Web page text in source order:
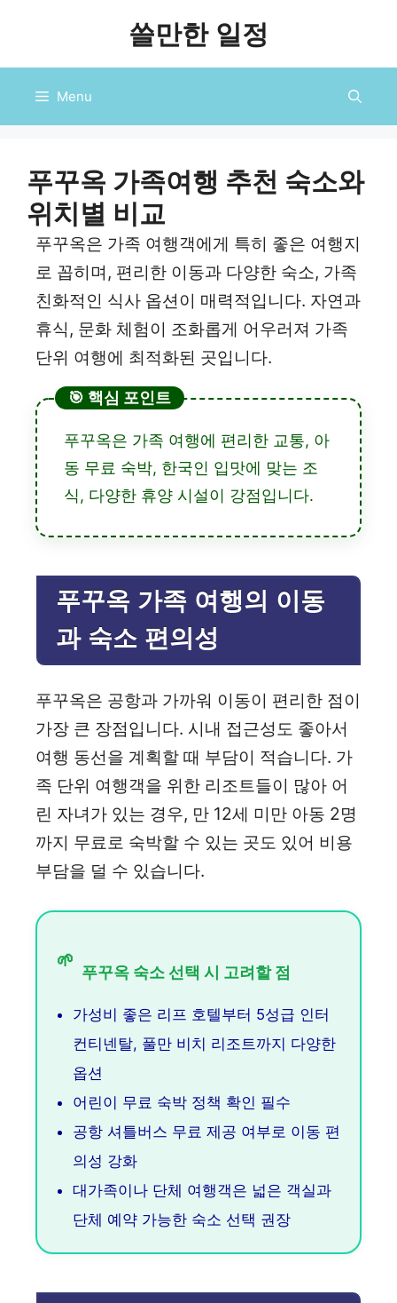
너
쓸만한 일정
Menu
푸꾸옥 가족여행 추천 숙소와
위치별 비교
푸꾸옥은 가족 여행객에게 특히 좋은 여행지
로 꼽히며, 편리한 이동과 다양한 숙소, 가족
친화적인 식사 옵션이 매력적입니다. 자연과
휴식, 문화 체험이 조화롭게 어우러져 가족
단위 여행에 최적화된 곳입니다.
🎯 핵심 포인트
푸꾸옥은 가족 여행에 편리한 교통, 아
동 무료 숙박, 한국인 입맛에 맞는 조
식, 다양한 휴양 시설이 강점입니다.
푸꾸옥 가족 여행의 이동
과 숙소 편의성
푸꾸옥은 공항과 가까워 이동이 편리한 점이
가장 큰 장점입니다. 시내 접근성도 좋아서
여행 동선을 계획할 때 부담이 적습니다. 가
족 단위 여행객을 위한 리조트들이 많아 어
린 자녀가 있는 경우, 만 12세 미만 아동 2명
까지 무료로 숙박할 수 있는 곳도 있어 비용
부담을 덜 수 있습니다.
🌱
푸꾸옥 숙소 선택 시 고려할 점
가성비 좋은 리프 호텔부터 5성급 인터
컨티넨탈, 풀만 비치 리조트까지 다양한
옵션
어린이 무료 숙박 정책 확인 필수
공항 셔틀버스 무료 제공 여부로 이동 편
의성 강화
대가족이나 단체 여행객은 넓은 객실과
단체 예약 가능한 숙소 선택 권장